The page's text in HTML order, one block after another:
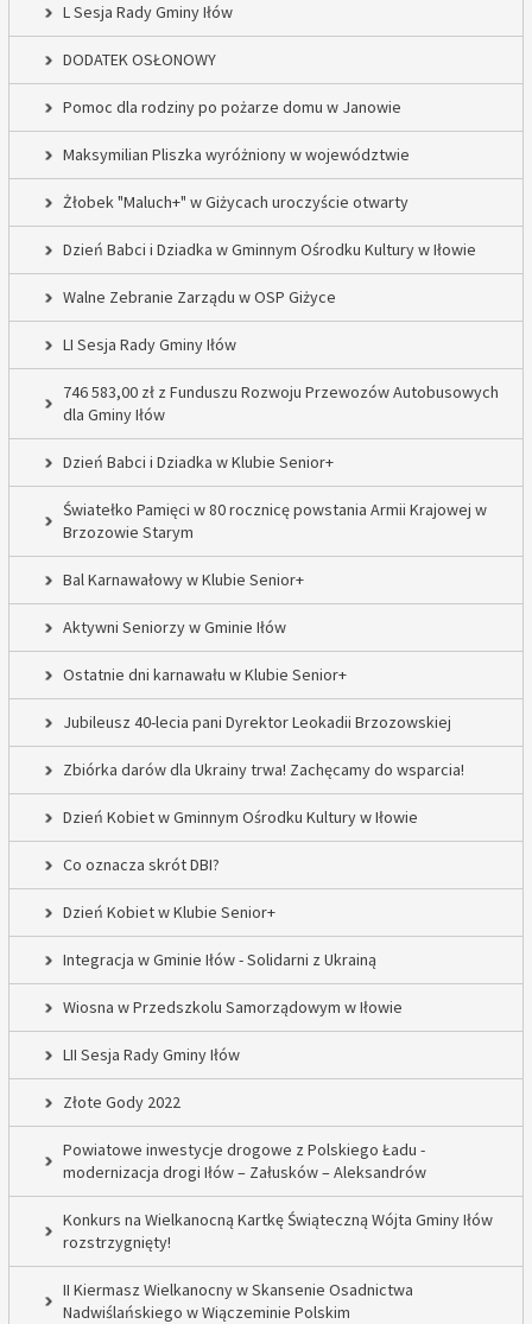
L Sesja Rady Gminy Iłów
DODATEK OSŁONOWY
Pomoc dla rodziny po pożarze domu w Janowie
Maksymilian Pliszka wyróżniony w województwie
Żłobek "Maluch+" w Giżycach uroczyście otwarty
Dzień Babci i Dziadka w Gminnym Ośrodku Kultury w Iłowie
Walne Zebranie Zarządu w OSP Giżyce
LI Sesja Rady Gminy Iłów
746 583,00 zł z Funduszu Rozwoju Przewozów Autobusowych
dla Gminy Iłów
Dzień Babci i Dziadka w Klubie Senior+
Światełko Pamięci w 80 rocznicę powstania Armii Krajowej w
Brzozowie Starym
Bal Karnawałowy w Klubie Senior+
Aktywni Seniorzy w Gminie Iłów
Ostatnie dni karnawału w Klubie Senior+
Jubileusz 40-lecia pani Dyrektor Leokadii Brzozowskiej
Zbiórka darów dla Ukrainy trwa! Zachęcamy do wsparcia!
Dzień Kobiet w Gminnym Ośrodku Kultury w Iłowie
Co oznacza skrót DBI?
Dzień Kobiet w Klubie Senior+
Integracja w Gminie Iłów - Solidarni z Ukrainą
Wiosna w Przedszkolu Samorządowym w Iłowie
LII Sesja Rady Gminy Iłów
Złote Gody 2022
Powiatowe inwestycje drogowe z Polskiego Ładu -
modernizacja drogi Iłów – Załusków – Aleksandrów
Konkurs na Wielkanocną Kartkę Świąteczną Wójta Gminy Iłów
rozstrzygnięty!
II Kiermasz Wielkanocny w Skansenie Osadnictwa
Nadwiślańskiego w Wiączeminie Polskim